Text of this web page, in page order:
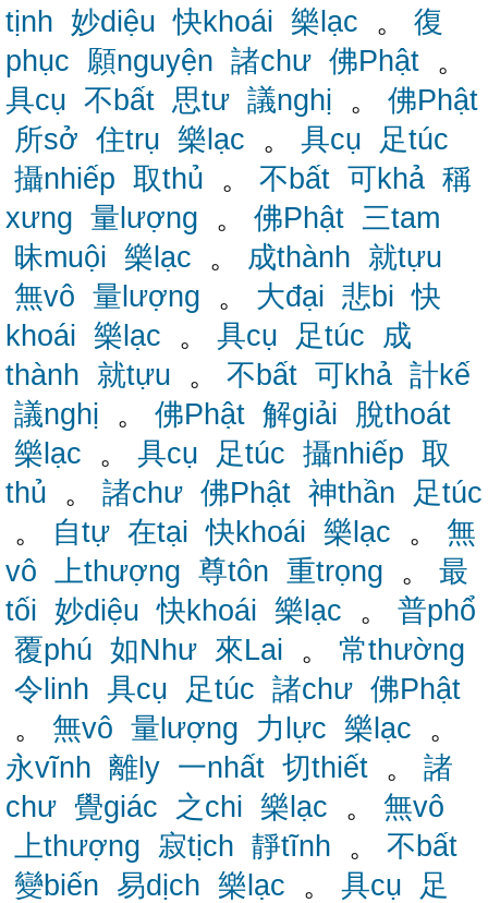
tịnh 妙diệu 快khoái 樂lạc 。 復
phục 願nguyện 諸chư 佛Phật 。
具cụ 不bất 思tư 議nghị 。 佛Phật
所sở 住trụ 樂lạc 。 具cụ
足túc
攝nhiếp 取thủ 。 不bất 可khả 稱
xưng 量lượng 。 佛Phật 三tam
昧muội 樂lạc 。 成thành 就tựu
無vô 量lượng 。 大đại 悲bi 快
khoái 樂lạc 。 具cụ 足túc
成
thành 就tựu 。 不bất 可khả 計kế
議nghị 。 佛Phật 解giải
脫thoát
樂lạc 。 具cụ 足túc 攝nhiếp 取
thủ 。 諸chư 佛Phật 神thần
足túc
。 自tự 在tại 快khoái 樂lạc 。 無
vô 上thượng 尊tôn 重trọng 。 最
tối 妙diệu 快khoái 樂lạc 。 普phổ
覆phú 如Như 來Lai 。 常thường
令linh 具cụ 足túc 諸chư 佛Phật
。 無vô 量lượng 力lực 樂lạc 。
永vĩnh 離ly 一nhất 切thiết 。 諸
chư 覺giác 之chi 樂lạc 。 無vô
上thượng 寂tịch 靜tĩnh 。 不bất
變biến 易dịch 樂lạc 。 具cụ
足